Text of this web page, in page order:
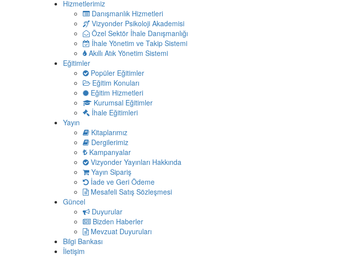
Hizmetlerimiz
Danışmanlık Hizmetleri
Vizyonder Psikoloji Akademisi
Özel Sektör İhale Danışmanlığı
İhale Yönetim ve Takip Sistemi
Akıllı Atık Yönetim Sistemi
Eğitimler
Popüler Eğitimler
Eğitim Konuları
Eğitim Hizmetleri
Kurumsal Eğitimler
İhale Eğitimleri
Yayın
Kitaplarımız
Dergilerimiz
Kampanyalar
Vizyonder Yayınları Hakkında
Yayın Sipariş
İade ve Geri Ödeme
Mesafeli Satış Sözleşmesi
Güncel
Duyurular
Bizden Haberler
Mevzuat Duyuruları
Bilgi Bankası
İletişim